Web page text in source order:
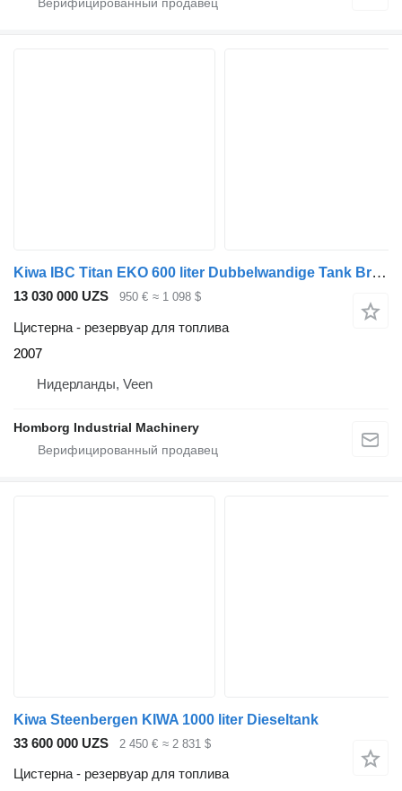
Kiwa IBC Titan EKO 600 liter Dubbelwandige Tank Brandstoftank
13 030 000 UZS 950 € ≈ 1 098 $
Цистерна - резервуар для топлива
2007
Нидерланды, Veen
Homborg Industrial Machinery
Kiwa Steenbergen KIWA 1000 liter Dieseltank
33 600 000 UZS
2 450 € ≈ 2 831 $
Цистерна - резервуар для топлива